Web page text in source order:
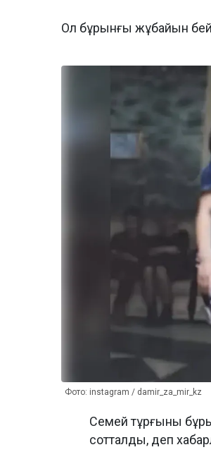
Ол бұрынғы жұбайын
Фото: instagram / damir_za_mir_kz
Семей тұрғыны
сотталды, деп